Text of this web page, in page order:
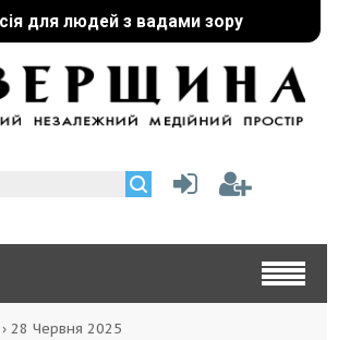
для людей з вадами зору
› 28 Червня 2025